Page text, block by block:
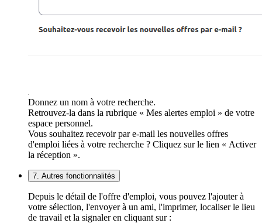
Donnez un nom à votre recherche.
Retrouvez-la dans la rubrique « Mes alertes emploi » de votre
espace personnel.
Vous souhaitez recevoir par e-mail les nouvelles offres
d'emploi liées à votre recherche ? Cliquez sur le lien « Activer
la réception ».
7. Autres fonctionnalités
Depuis le détail de l'offre d'emploi, vous pouvez l'ajouter à
votre sélection, l'envoyer à un ami, l'imprimer, localiser le lieu
de travail et la signaler en cliquant sur :